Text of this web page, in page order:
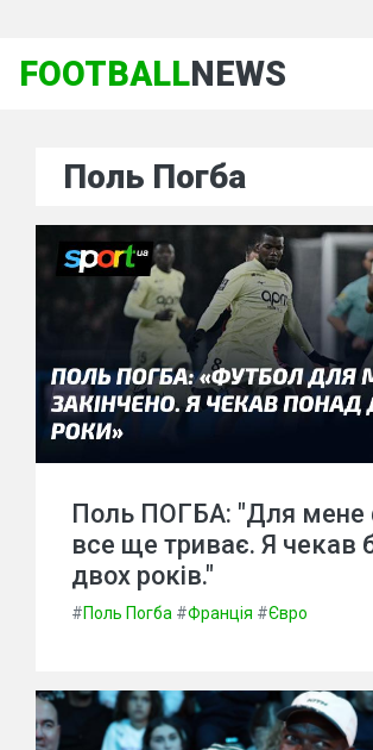
FOOTBALLNEWS
Поль Погба
Поль ПОГБА: "Для мене
все ще триває. Я чекав
двох років."
#Поль Погба #Франція #Євро